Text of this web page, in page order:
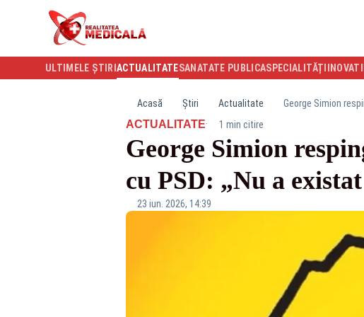
ULTIMELE ȘTIRI ACTUALITATESANATATE PUBLICASPECIALITĂȚI
Acasă Știri Actualitate George Simion
ACTUALITATE· 1 min citire
George Simion
cu PSD: „Nu a
23 iun. 2026, 14:39